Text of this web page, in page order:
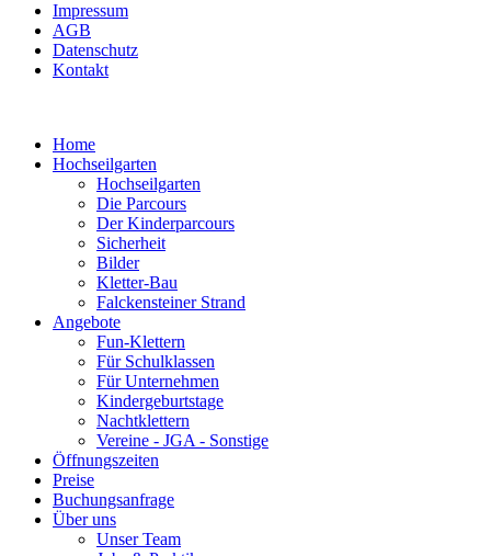
Impressum
AGB
Datenschutz
Kontakt
Home
Hochseilgarten
Hochseilgarten
Die Parcours
Der Kinderparcours
Sicherheit
Bilder
Kletter-Bau
Falckensteiner Strand
Angebote
Fun-Klettern
Für Schulklassen
Für Unternehmen
Kindergeburtstage
Nachtklettern
Vereine - JGA - Sonstige
Öffnungszeiten
Preise
Buchungsanfrage
Über uns
Unser Team